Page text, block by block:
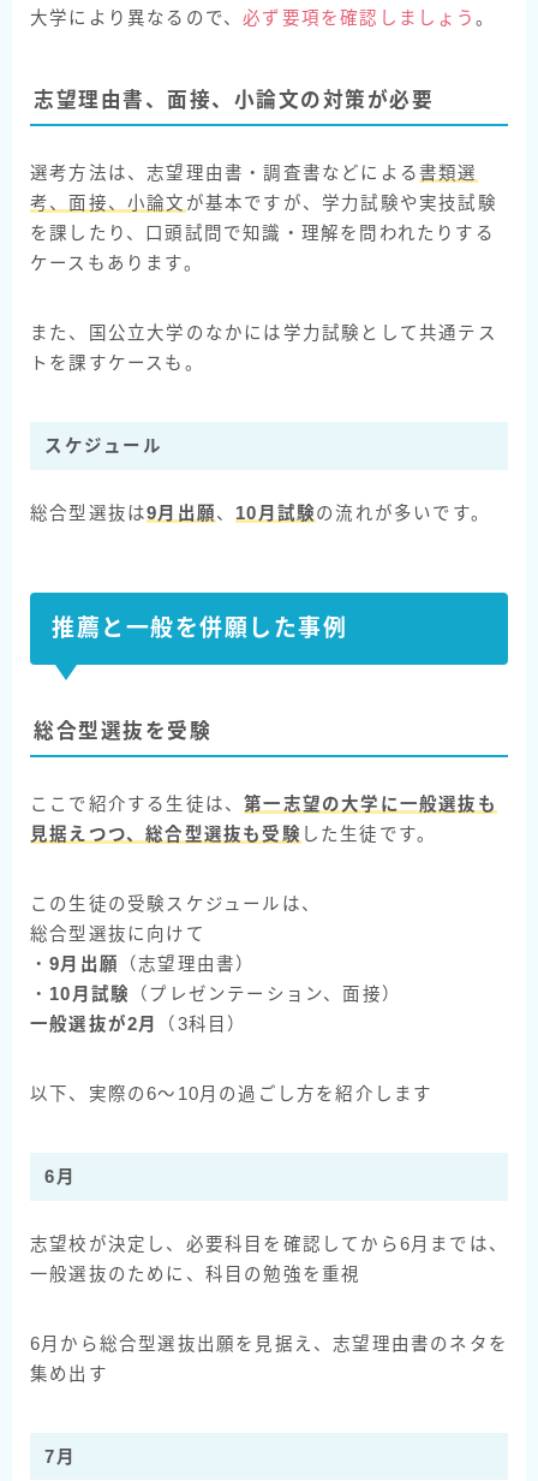
大学により異なるので、必ず要項を確認しましょう 。
志望理由書、面接、小論文の対策が必要
選考方法は、志望理由書・調査書などによる書類選
考、面接、小論文 が基本ですが、学力試験や実技試験
を課したり、口頭試問で知識・理解を問われたりする
ケースもあります。
また、国公立大学のなかには学力試験として共通テス
トを課すケースも。
スケジュール
総合型選抜は9月出願、 10月試験の流れが多いです。
推薦と一般を併願した事例
総合型選抜を受験
ここで紹介する生徒は、第一志望の大学に一般選抜も
見据えつつ、総合型選抜も受験 した生徒です。
この生徒の受験スケジュールは、
総合型選抜に向けて
・9月出願
（志望理由書）
・ 10月試験
（プレゼンテーション、面接）
一般選抜が2月
（3科目）
以下、実際の6〜10月の過ごし方を紹介します
6月
志望校が決定し、必要科目を確認してから6月までは、
一般選抜のために、科目の勉強を重視
6月から総合型選抜出願を見据え、志望理由書のネタを
集め出す
7月